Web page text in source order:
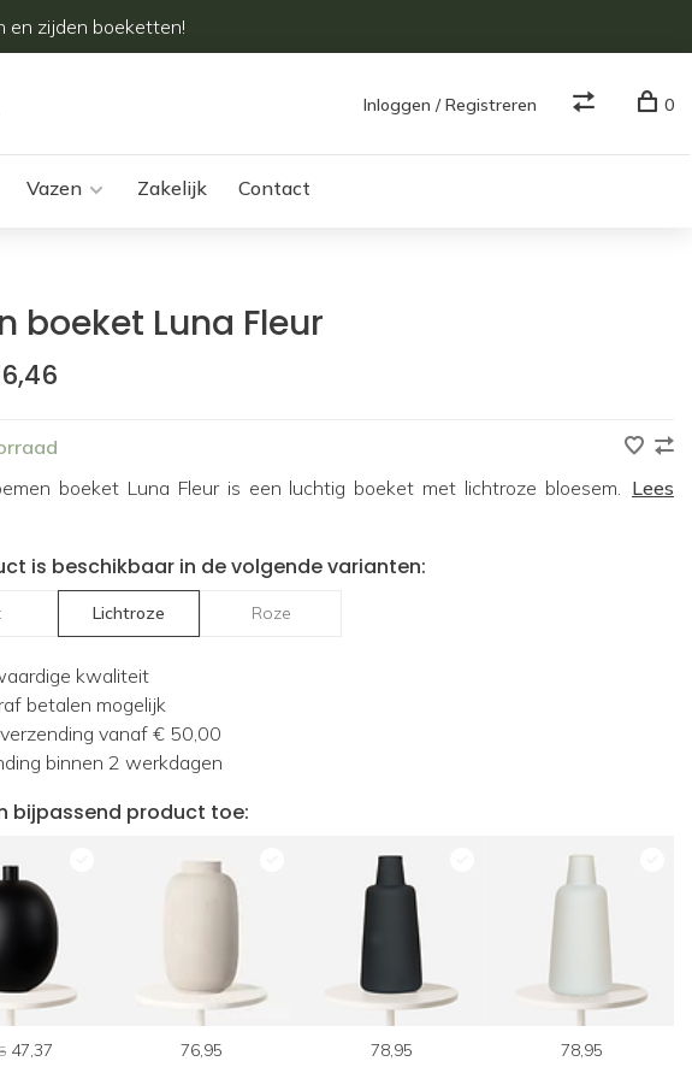
en zijden boeketten!
Vazen Zakelijk Contact
Inloggen / Registreren 0
boeket Luna Fleur
boeket Luna Fleur is een luchtig boeket met lichtroze bloesem. Lees
is beschikbaar in de volgende varianten:
Lichtroze Roze
kwaliteit
betalen mogelijk
vanaf € 50,00
binnen 2 werkdagen
bijpassend product toe:
47,37 76,95 78,95 78,95